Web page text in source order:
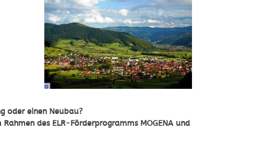
oder einen Neubau?
des ELR-Förderprogramms MOGENA und